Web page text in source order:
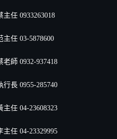
主任 0933263018
主任 03-5878600
老師 0932-937418
行長 0955-285740
主任 04-23608323
主任 04-23329995